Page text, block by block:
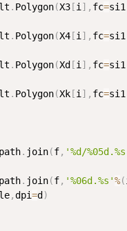
. Polygon(X3 [i] , fc=si1
. Polygon(X4 [i] , fc=si1
. Polygon(Xd [i] , fc=si1
. Polygon(Xk [i] , fc=si1
path. join(f, '%d/
path. join(f, '%06d.%s'%(
,dpi=d )